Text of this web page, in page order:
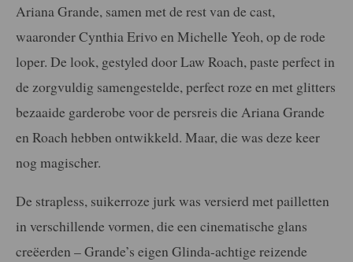
Ariana Grande, samen met de rest van de cast,
waaronder Cynthia Erivo en Michelle Yeoh, op de rode
loper. De look, gestyled door Law Roach, paste perfect in
de zorgvuldig samengestelde, perfect roze en met glitters
bezaaide garderobe voor de persreis die Ariana Grande
en Roach hebben ontwikkeld. Maar, die was deze keer
nog magischer.
De strapless, suikerroze jurk was versierd met pailletten
in verschillende vormen, die een cinematische glans
creëerden – Grande’s eigen Glinda-achtige reizende